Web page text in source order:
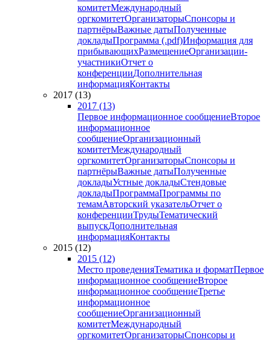
комитетМеждународный
оргкомитетОрганизаторыСпонсоры и
партнёрыВажные датыПолученные
докладыПрограмма (.pdf)Информация для
прибывающихРазмещениеОрганизации-
участникиОтчет о
конференцииДополнительная
информацияКонтакты
2017 (13)
2017 (13)
Первое информационное сообщениеВторое
информационное
сообщениеОрганизационный
комитетМеждународный
оргкомитетОрганизаторыСпонсоры и
партнёрыВажные датыПолученные
докладыУстные докладыСтендовые
докладыПрограммаПрограммы по
темамАвторский указательОтчет о
конференцииТрудыТематический
выпускДополнительная
информацияКонтакты
2015 (12)
2015 (12)
Место проведенияТематика и форматПервое
информационное сообщениеВторое
информационное сообщениеТретье
информационное
сообщениеОрганизационный
комитетМеждународный
оргкомитетОрганизаторыСпонсоры и